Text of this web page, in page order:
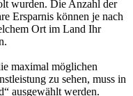
wurden. Die Anzahl der
Ersparnis können je nach
Ort im Land Ihr
maximal möglichen
zu sehen, muss in
ausgewählt werden.